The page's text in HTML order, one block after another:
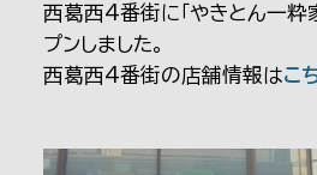
西葛西4番街に「やきとん一
プンしました。
西葛西4番街の店舗情報はこ